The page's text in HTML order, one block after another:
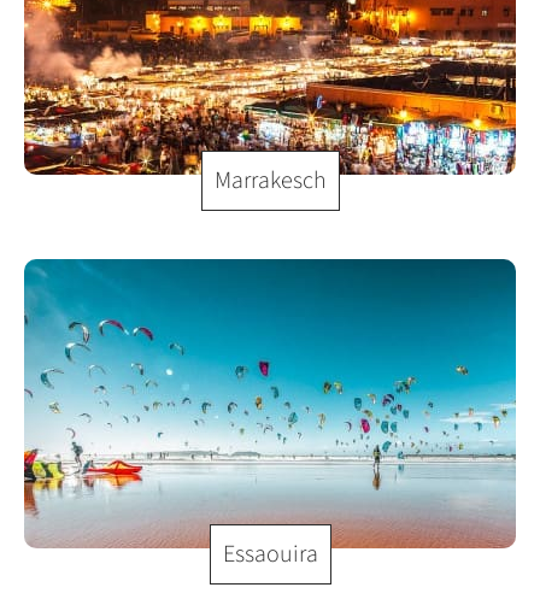
Marrakesch
Essaouira